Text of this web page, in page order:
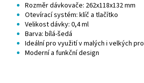
Rozměr dávkovače: 262x118x132 mm
Otevírací systém: klíč a tlačítko
Velikost dávky: 0,4 ml
Barva: bílá-šedá
Ideální pro využití v malých i velkých
Moderní a funkční design